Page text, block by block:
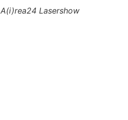
A(i)rea24 Lasershow